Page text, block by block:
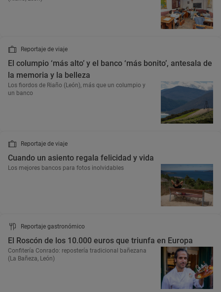
Reportaje de viaje
El columpio ‘más alto’ y el banco ‘más bonito’, antesala de
la memoria y la belleza
Los fiordos de Riaño (León), más que un columpio y
un banco
Reportaje de viaje
Cuando un asiento regala felicidad y vida
Los mejores bancos para fotos inolvidables
Reportaje gastronómico
El Roscón de los 10.000 euros que triunfa en Europa
Confitería Conrado: repostería tradicional bañezana
(La Bañeza, León)